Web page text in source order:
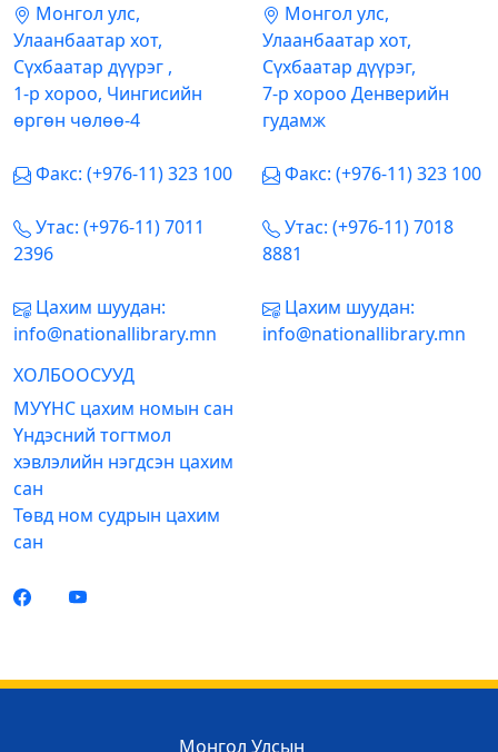
Mонгол улс,
Улаанбаатар хот,
Сүхбаатар дүүрэг ,
1-р хороо, Чингисийн
өргөн чөлөө-4
Факс: (+976-11) 323 100
Утас: (+976-11) 7011
2396
Цахим шуудан:
info@nationallibrary.mn
Mонгол улс,
Улаанбаатар хот,
Сүхбаатар дүүрэг,
7-р хороо Денверийн
гудамж
Факс: (+976-11) 323 100
Утас: (+976-11) 7018
8881
Цахим шуудан:
info@nationallibrary.mn
ХОЛБООСУУД
МУҮНС цахим номын сан
Үндэсний тогтмол
хэвлэлийн нэгдсэн цахим
сан
Төвд ном судрын цахим
сан
Монгол Улсын